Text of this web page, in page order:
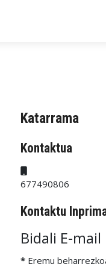
Katarrama
Kontaktua
Mugikorra:
677490806
Kontaktu
Bidali E-
* Eremu